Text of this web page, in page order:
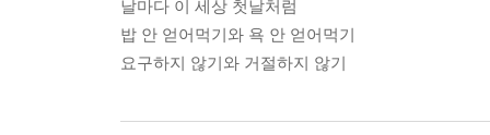
날마다 이 세상 첫날처럼
밥 안 얻어먹기와 욕 안 얻어먹기
요구하지 않기와 거절하지 않기